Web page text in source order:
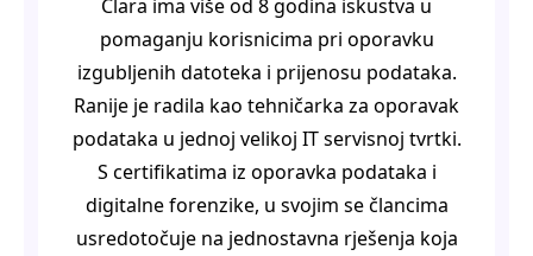
Clara ima više od 8 godina iskustva u
pomaganju korisnicima pri oporavku
izgubljenih datoteka i prijenosu podataka.
Ranije je radila kao tehničarka za oporavak
podataka u jednoj velikoj IT servisnoj tvrtki.
S certifikatima iz oporavka podataka i
digitalne forenzike, u svojim se člancima
usredotočuje na jednostavna rješenja koja